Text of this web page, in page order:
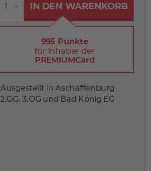
IN DEN WARENKORB
995 Punkte
für Inhaber der
PREMIUMCard
Ausgestellt in Aschaffenburg
2.OG, 3.OG und Bad König EG